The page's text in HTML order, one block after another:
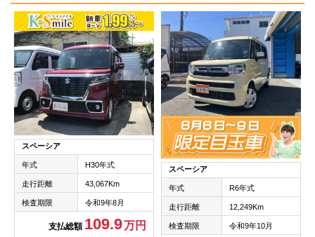
スペーシア
年式 H30年式
走行距離 43,067Km
検査期限 令和9年8月
支払総額 109.9万円
スペーシア
年式 R6年式
走行距離 12,249Km
検査期限 令和9年10月